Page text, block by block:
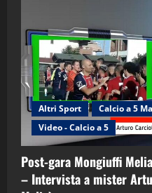
Altri Sport Calcio a 5
Video - Calcio a 5
Post-gara Mongiuffi
– Intervista a mister